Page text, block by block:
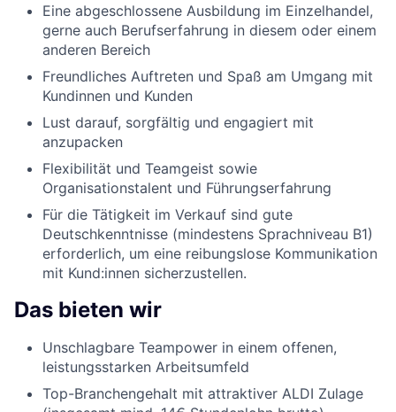
Eine abgeschlossene Ausbildung im Einzelhandel,
gerne auch Berufserfahrung in diesem oder einem
anderen Bereich
Freundliches Auftreten und Spaß am Umgang mit
Kundinnen und Kunden
Lust darauf, sorgfältig und engagiert mit
anzupacken
Flexibilität und Teamgeist sowie
Organisationstalent und Führungserfahrung
Für die Tätigkeit im Verkauf sind gute
Deutschkenntnisse (mindestens Sprachniveau B1)
erforderlich, um eine reibungslose Kommunikation
mit Kund:innen sicherzustellen.
Das bieten wir
Unschlagbare Teampower in einem offenen,
leistungsstarken Arbeitsumfeld
Top-Branchengehalt mit attraktiver ALDI Zulage